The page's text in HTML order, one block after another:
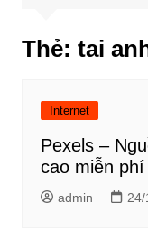
Thẻ: tai
Internet
Pexels –
cao miễn phí
admin